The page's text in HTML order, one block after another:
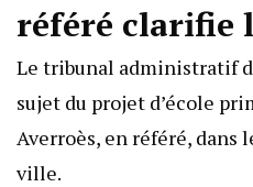
référé clarifie
Le tribunal administratif
sujet du projet d’école
Averroès, en référé, dans
ville.